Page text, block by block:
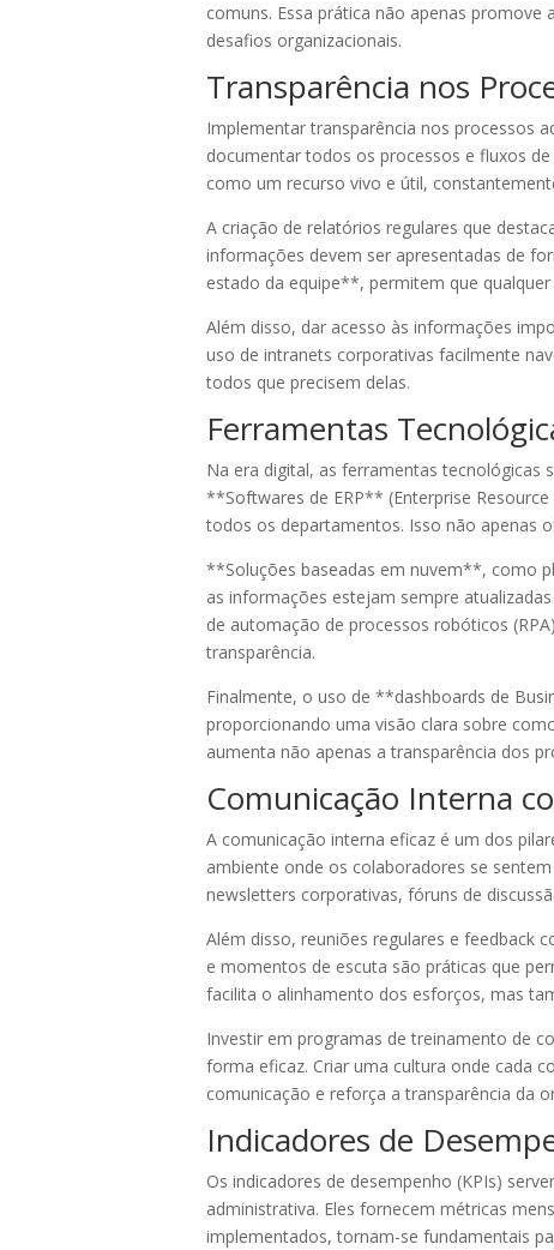
comuns. Essa prática não apenas
desafios organizacionais.
Transparência nos
Implementar transparência nos processos
documentar todos os processos e fluxos
como um recurso vivo e útil,
A criação de relatórios regulares que
informações devem ser apresentadas de
estado da equipe**, permitem que
Além disso, dar acesso às informações
uso de intranets corporativas facilmente
todos que precisem delas.
Ferramentas
Na era digital, as ferramentas tecnológicas
**Softwares de ERP** (Enterprise
todos os departamentos. Isso não apenas
**Soluções baseadas em nuvem**, como
as informações estejam sempre
de automação de processos robóticos
transparência.
Finalmente, o uso de **dashboards de
proporcionando uma visão clara sobre
aumenta não apenas a transparência dos
Comunicação Interna
A comunicação interna eficaz é um dos
ambiente onde os colaboradores se
newsletters corporativas, fóruns de
Além disso, reuniões regulares e feedback
e momentos de escuta são práticas que
facilita o alinhamento dos esforços, mas
Investir em programas de treinamento de
forma eficaz. Criar uma cultura onde cada
comunicação e reforça a transparência da
Indicadores de
Os indicadores de desempenho (KPIs)
administrativa. Eles fornecem métricas
implementados, tornam-se fundamentais